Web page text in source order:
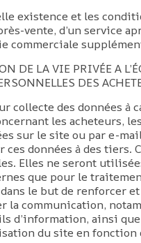
existence et les
vente, d’un service
commerciale
DE LA VIE PRIVÉE A
DES
collecte des données à
les acheteurs,
sur le site ou par e-
ces données à des tiers.
Elles ne seront
que pour le
le but de renforcer et
la communication,
d’information, ainsi que
du site en fonction